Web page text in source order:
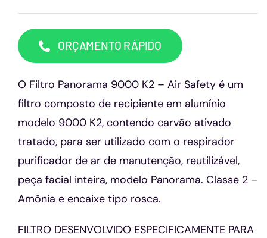
Contato
ORÇAMENTO RÁPIDO
O Filtro Panorama 9000 K2 – Air Safety é um
filtro composto de recipiente em alumínio
modelo 9000 K2, contendo carvão ativado
tratado, para ser utilizado com o respirador
purificador de ar de manutenção, reutilizável,
peça facial inteira, modelo Panorama. Classe 2 –
Amônia e encaixe tipo rosca.
FILTRO DESENVOLVIDO ESPECIFICAMENTE PARA